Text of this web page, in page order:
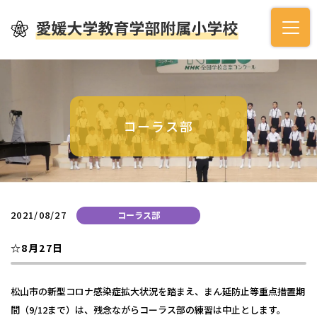
コーラス部
2021/08/27 コーラス部
☆8月27日
松山市の新型コロナ感染症拡大状況を踏まえ、まん延防止等重点措置期
間（9/12まで）は、残念ながらコーラス部の練習は中止とします。